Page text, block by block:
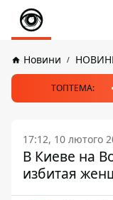
Новини
ТОПТЕМА:
17:12, 10 лютого
В Киеве на
избитая